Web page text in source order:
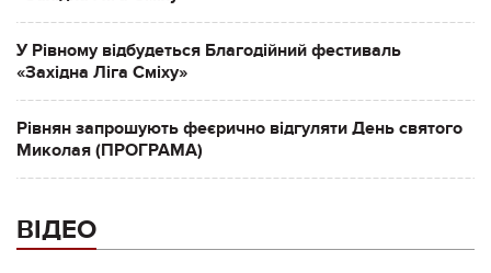
У Рівному відбудеться Благодійний фестиваль
«Західна Ліга Сміху»
Рівнян запрошують феєрично відгуляти День святого
Миколая (ПРОГРАМА)
ВІДЕО